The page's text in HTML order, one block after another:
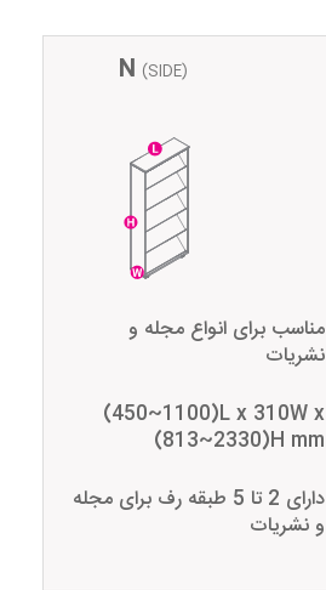
N (SIDE)
مناسب برای انواع مجله و
نشریات
(450~1100)L x 310W x
(813~2330)H mm
دارای 2 تا 5 طبقه رف برای مجله
و نشریات